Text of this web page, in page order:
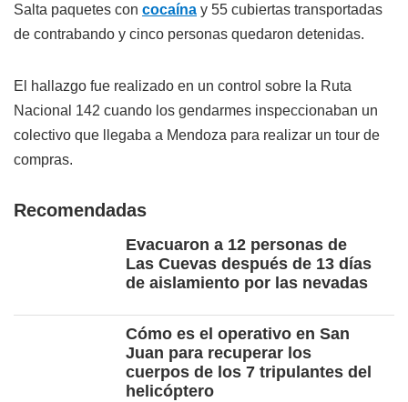
Salta paquetes con cocaína y 55 cubiertas transportadas
de contrabando y cinco personas quedaron detenidas.
El hallazgo fue realizado en un control sobre la Ruta
Nacional 142 cuando los gendarmes inspeccionaban un
colectivo que llegaba a Mendoza para realizar un tour de
compras.
Recomendadas
Evacuaron a 12 personas de
Las Cuevas después de 13 días
de aislamiento por las nevadas
Cómo es el operativo en San
Juan para recuperar los
cuerpos de los 7 tripulantes del
helicóptero